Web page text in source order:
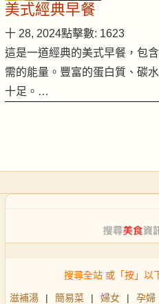
美式經典早餐
十 28, 2024點擊數: 1623
這是一道經典的美式早餐，包
需的能量。豐富的蛋白質、碳
十足。…
搜尋全站 或「按」以
滋補湯 | 簡易菜 | 婦女 | 孕婦